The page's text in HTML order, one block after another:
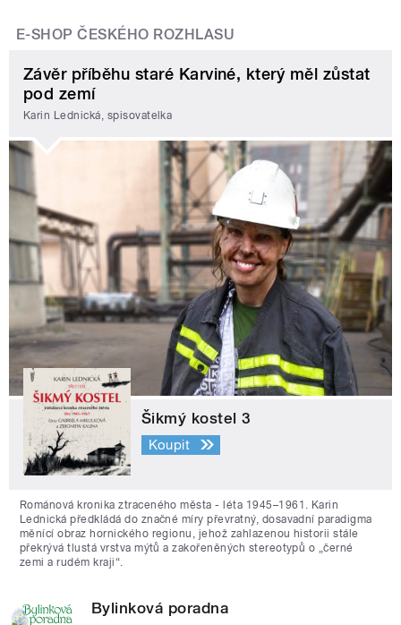
E-SHOP ČESKÉHO ROZHLASU
Závěr příběhu staré Karviné, který měl zůstat
pod zemí
Karin Lednická, spisovatelka
Šikmý kostel 3
Koupit
Románová kronika ztraceného města - léta 1945–1961. Karin
Lednická předkládá do značné míry převratný, dosavadní paradigma
měnící obraz hornického regionu, jehož zahlazenou historii stále
překrývá tlustá vrstva mýtů a zakořeněných stereotypů o „černé
zemi a rudém kraji“.
Bylinková poradna